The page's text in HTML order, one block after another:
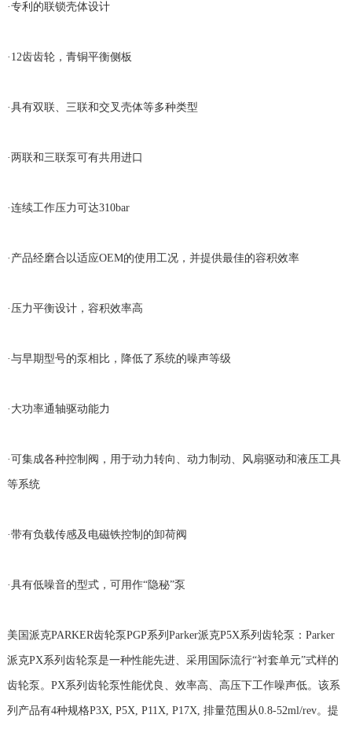
·专利的联锁壳体设计
·12齿齿轮，青铜平衡侧板
·具有双联、三联和交叉壳体等多种类型
·两联和三联泵可有共用进口
·连续工作压力可达310bar
·产品经磨合以适应OEM的使用工况，并提供最佳的容积效率
·压力平衡设计，容积效率高
·与早期型号的泵相比，降低了系统的噪声等级
·大功率通轴驱动能力
·可集成各种控制阀，用于动力转向、动力制动、风扇驱动和液压工具
等系统
·带有负载传感及电磁铁控制的卸荷阀
·具有低噪音的型式，可用作“隐秘”泵
美国派克PARKER齿轮泵PGP系列Parker派克P5X系列齿轮泵：Parker
派克PX系列齿轮泵是一种性能先进、采用国际流行“衬套单元”式样的
齿轮泵。PX系列齿轮泵性能优良、效率高、高压下工作噪声低。该系
列产品有4种规格P3X, P5X, P11X, P17X, 排量范围从0.8-52ml/rev。提